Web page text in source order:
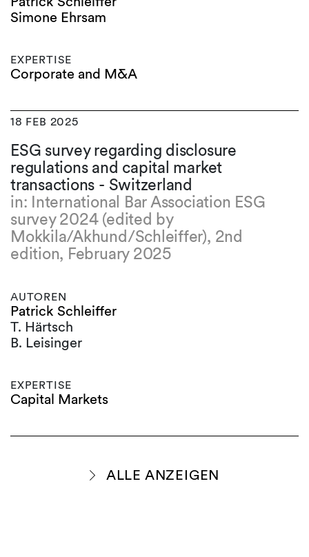
Simone Ehrsam
EXPERTISE
Corporate and M&A
18 FEB 2025
ESG survey regarding disclosure
regulations and capital market
transactions - Switzerland
in: International Bar Association ESG
survey 2024 (edited by
Mokkila/Akhund/Schleiffer), 2nd
edition, February 2025
AUTOREN
Patrick Schleiffer
T. Härtsch
B. Leisinger
EXPERTISE
Capital Markets
ALLE ANZEIGEN